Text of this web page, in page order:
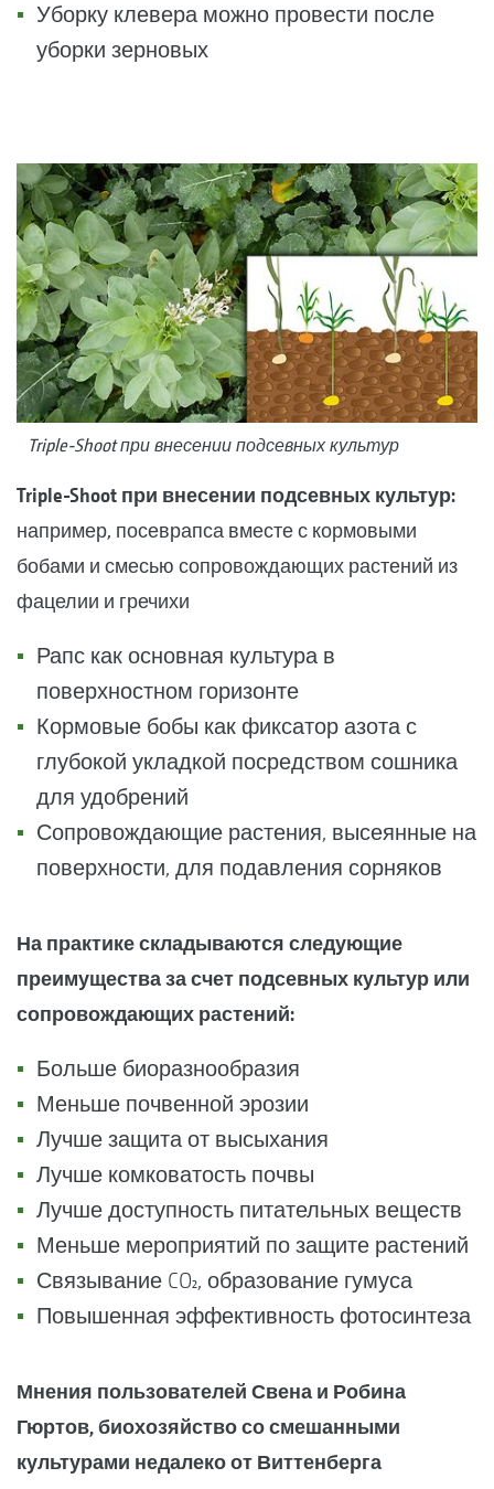
Уборку клевера можно провести после
уборки зерновых
Triple-Shoot при внесении подсевных культур
Triple-Shoot при внесении подсевных культур:
например, посеврапса вместе с кормовыми
бобами и смесью сопровождающих растений из
фацелии и гречихи
Рапс как основная культура в
поверхностном горизонте
Кормовые бобы как фиксатор азота с
глубокой укладкой посредством сошника
для удобрений
Сопровождающие растения, высеянные на
поверхности, для подавления сорняков
На практике складываются следующие
преимущества за счет подсевных культур или
сопровождающих растений:
Больше биоразнообразия
Меньше почвенной эрозии
Лучше защита от высыхания
Лучше комковатость почвы
Лучше доступность питательных веществ
Меньше мероприятий по защите растений
Связывание CO₂, образование гумуса
Повышенная эффективность фотосинтеза
Мнения пользователей Свена и Робина
Гюртов, биохозяйство со смешанными
культурами недалеко от Виттенберга